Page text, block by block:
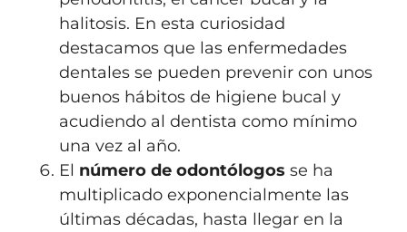
halitosis. En esta curiosidad
destacamos que las enfermedades
dentales se pueden prevenir con unos
buenos hábitos de higiene bucal y
acudiendo al dentista como mínimo
una vez al año.
El número de odontólogos se ha
multiplicado exponencialmente las
últimas décadas, hasta llegar en la